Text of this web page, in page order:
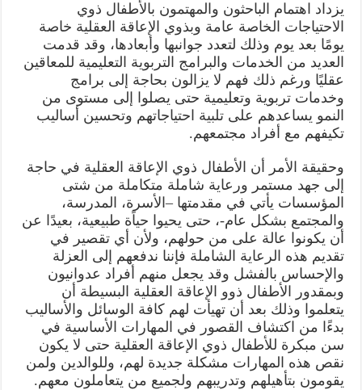
يزداد اهتمام الباحثون والمهتمون بالأطفال ذوي
الاحتياجات الخاصة عامة وبذوي الإعاقة العقلية خاصة
يومًا بعد يوم وذلك لتعدد جوانبها وأبعادها، وقد قدمت
العديد من الخدمات والبرامج التربوية التعليمية للمعاقين
عقليًا ورغم ذلك فهم لا يزالون بحاجة إلى برامج
وخدمات تربوية وتعليمية حتى يصلوا إلى مستوى من
النمو يساعدهم على تلبية احتياجاتهم وتحسين أساليب
تكيفهم مع أفراد مجتمعهم.
وحقيقة الأمر أن الأطفال ذوي الإعاقة العقلية في حاجة
إلى جهد مستمر ورعاية شاملة متكاملة من شتى
المؤسسات يأتي في مقدمتها –الأسرة، المدرسة،
والمجتمع بشكل عام-، حتى يحيوا حياًة طبيعية، بعيدًا عن
أن يكونوا عالة على من حولهم، ولأن أي تقصير في
تقديم هذه الرعاية الشاملة فإننا ندفعهم إلى العزلة
والإحساس بالفشل وقد يجعل منهم أفراد عدوانيون
وبمقدور الأطفال ذوو الإعاقة العقلية البسيطة أن
يتعلموا وذلك بعد أن تهيأت لهم كافة الوسائل والأساليب
بدءًا من اكتشاف القصور في المهارات الأساسية في
سن مبكرة للأطفال ذوي الإعاقة العقلية حتى لا يكون
نقص هذه المهارات مشكلة جديدة لهم، وللوالدين ولمن
يقومون بتأهيلهم وتدريبهم ولجميع من يتعاملون معهم.